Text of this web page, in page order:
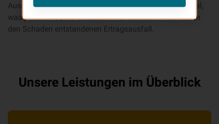
Ausgleich bei Schäden an Ihrer Photovoltaikanlage. Egal,
was passiert ist, wir ersetzen Ihnen zusätzlich den durch
den Schaden entstandenen Ertragsausfall.
Unsere Leistungen im Überblick